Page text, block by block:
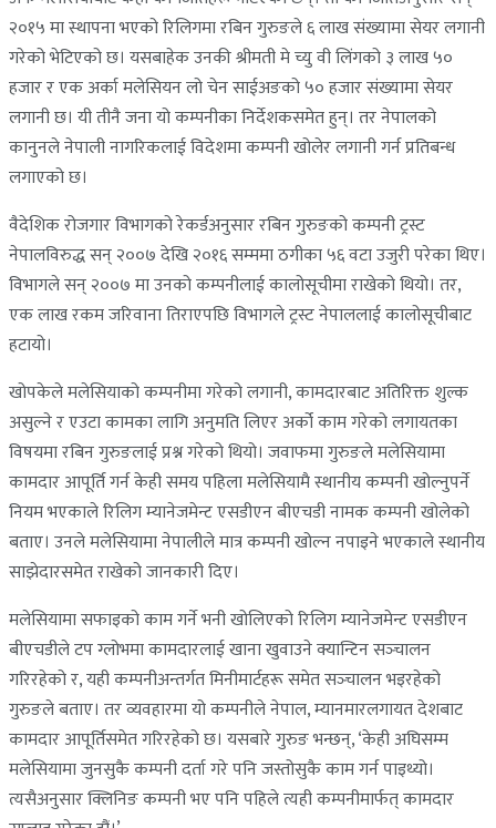
२०१५ मा स्थापना भएको रिलिगमा रबिन गुरुङले ६ लाख संख्यामा सेयर लगानी
गरेको भेटिएको छ। यसबाहेक उनकी श्रीमती मे च्यु वी लिंगको ३ लाख ५०
हजार र एक अर्का मलेसियन लो चेन साईअङको ५० हजार संख्यामा सेयर
लगानी छ। यी तीनै जना यो कम्पनीका निर्देशकसमेत हुन्। तर नेपालको
कानुनले नेपाली नागरिकलाई विदेशमा कम्पनी खोलेर लगानी गर्न प्रतिबन्ध
लगाएको छ।
वैदेशिक रोजगार विभागको रेकर्डअनुसार रबिन गुरुङको कम्पनी ट्रस्ट
नेपालविरुद्ध सन् २००७ देखि २०१६ सम्ममा ठगीका ५६ वटा उजुरी परेका थिए।
विभागले सन् २००७ मा उनको कम्पनीलाई कालोसूचीमा राखेको थियो। तर,
एक लाख रकम जरिवाना तिराएपछि विभागले ट्रस्ट नेपाललाई कालोसूचीबाट
हटायो।
खोपकेले मलेसियाको कम्पनीमा गरेको लगानी, कामदारबाट अतिरिक्त शुल्क
असुल्ने र एउटा कामका लागि अनुमति लिएर अर्को काम गरेको लगायतका
विषयमा रबिन गुरुङलाई प्रश्न गरेको थियो। जवाफमा गुरुङले मलेसियामा
कामदार आपूर्ति गर्न केही समय पहिला मलेसियामै स्थानीय कम्पनी खोल्नुपर्ने
नियम भएकाले रिलिग म्यानेजमेन्ट एसडीएन बीएचडी नामक कम्पनी खोलेको
बताए। उनले मलेसियामा नेपालीले मात्र कम्पनी खोल्न नपाइने भएकाले स्थानीय
साझेदारसमेत राखेको जानकारी दिए।
मलेसियामा सफाइको काम गर्ने भनी खोलिएको रिलिग म्यानेजमेन्ट एसडीएन
बीएचडीले टप ग्लोभमा कामदारलाई खाना खुवाउने क्यान्टिन सञ्‍चालन
गरिरहेको र, यही कम्पनीअन्तर्गत मिनीमार्टहरू समेत सञ्‍चालन भइरहेको
गुरुङले बताए। तर व्यवहारमा यो कम्पनीले नेपाल, म्यानमारलगायत देशबाट
कामदार आपूर्तिसमेत गरिरहेको छ। यसबारे गुरुङ भन्छन्, ‘केही अघिसम्म
मलेसियामा जुनसुकै कम्पनी दर्ता गरे पनि जस्तोसुकै काम गर्न पाइथ्यो।
त्यसैअनुसार क्लिनिङ कम्पनी भए पनि पहिले त्यही कम्पनीमार्फत् कामदार